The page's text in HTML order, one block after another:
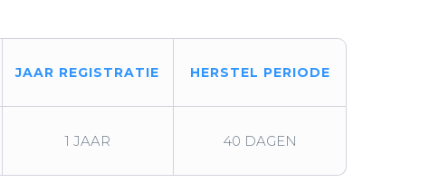
JAAR REGISTRATIE HERSTEL PERIODE
1 JAAR 40 DAGEN